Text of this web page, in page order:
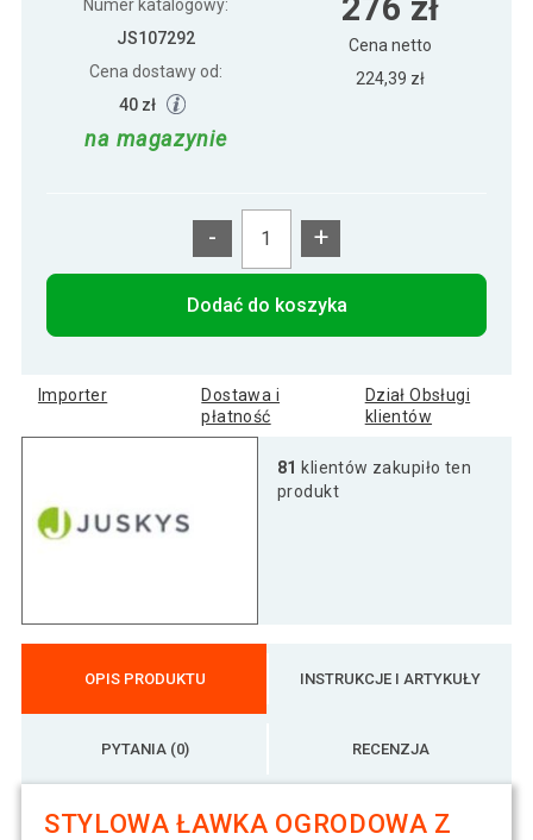
Numer katalogowy:
JS107292
Cena dostawy od:
40 zł
na magazynie
276 zł
Cena netto
224,39 zł
- +
Dodać do koszyka
Importer
Dostawa i
płatność
Dział Obsługi
klientów
81 klientów zakupiło ten
produkt
OPIS PRODUKTU INSTRUKCJE I ARTYKUŁY
PYTANIA (0) RECENZJA
STYLOWA ŁAWKA OGRODOWA Z